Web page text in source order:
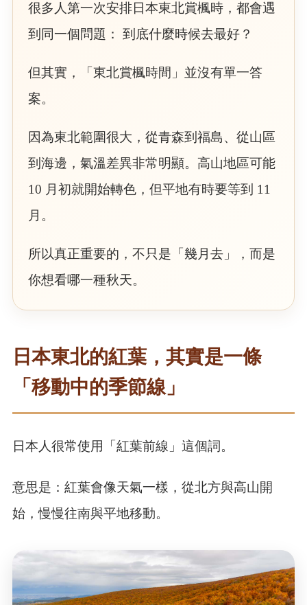
很多人第一次安排日本東北賞楓時，都會遇
到同一個問題： 到底什麼時候去最好？
但其實，「東北賞楓時間」並沒有單一答
案。
因為東北範圍很大，從青森到福島、從山區
到海邊，氣溫差異非常明顯。高山地區可能
10 月初就開始轉色，但平地有時要等到 11
月。
所以真正重要的，不只是「幾月去」，而是
你想看哪一種秋天。
日本東北的紅葉，其實是一條
「移動中的季節線」
日本人很常使用「紅葉前線」這個詞。
意思是：紅葉會像天氣一樣，從北方與高山開
始，慢慢往南與平地移動。